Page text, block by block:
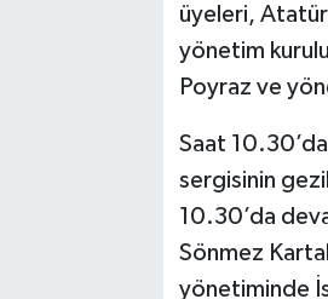
üyeleri,
yönetim
Poyraz ve
Saat
sergisinin
10.30’da
Sönmez
yönetiminde